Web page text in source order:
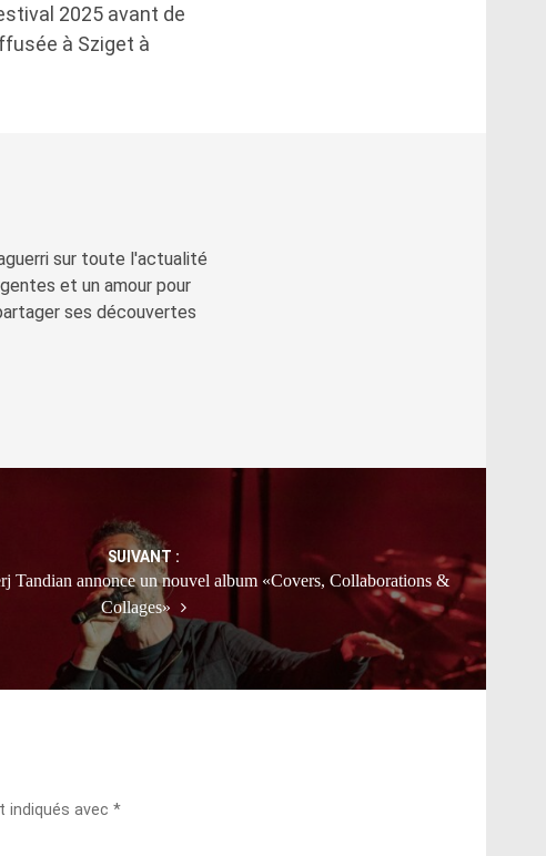
2025 avant de
à Sziget à
sur toute l'actualité
et un amour pour
ses découvertes
SUIVANT :
Tandian annonce un nouvel album «Covers, Collaborations &
Collages»
indiqués avec *